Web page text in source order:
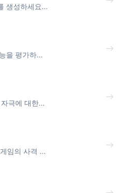
생성하세요...
을 평가하...
극에 대한...
임의 사격 ...